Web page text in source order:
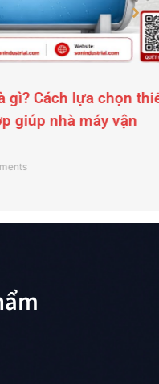
lựa chọn thiết
nhà máy vận